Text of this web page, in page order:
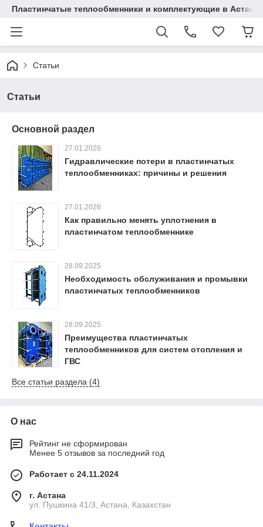
Пластинчатые теплообменники и комплектующие в Астане
Статьи
Статьи
Основной раздел
27.01.2026
Гидравлические потери в пластинчатых
теплообменниках: причины и решения
27.01.2026
Как правильно менять уплотнения в
пластинчатом теплообменнике
28.09.2025
Необходимость обслуживания и промывки
пластинчатых теплообменников
28.09.2025
Преимущества пластинчатых
теплообменников для систем отопления и
ГВС
Все статьи раздела (4)
О нас
Рейтинг не сформирован
Менее 5 отзывов за последний год
Работает с 24.11.2024
г. Астана
ул. Пушкина 41/3, Астана, Казахстан